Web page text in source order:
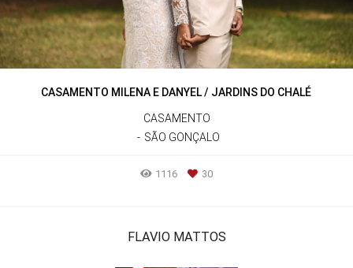
CASAMENTO MILENA E DANYEL / JARDINS DO CHALÉ
CASAMENTO
SÃO GONÇALO
1116 30
FLAVIO MATTOS